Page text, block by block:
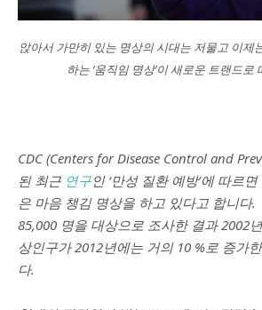
앉아서 가만히 있는 명상의 시대는 저물고 이제
하는 ‘움직임 명상’이 새로운 트랜드로
CDC (Centers for Disease Control and
된 최근 연구인 ‘만성 질환 예방’에 따르면
은 마음 챙김 명상을 하고 있다고 합니다
85,000 명을 대상으로 조사한 결과 2002
상인구가 2012년에는 거의 10 %로 증가
다.